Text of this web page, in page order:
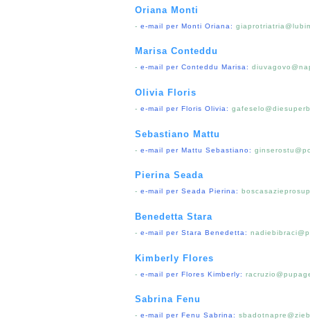
Oriana Monti
- e-mail per Monti Oriana:
Marisa Conteddu
- e-mail per Conteddu Marisa:
Olivia Floris
- e-mail per Floris Olivia:
Sebastiano Mattu
- e-mail per Mattu Sebastiano:
Pierina Seada
- e-mail per Seada Pierina:
Benedetta Stara
- e-mail per Stara Benedetta:
Kimberly Flores
- e-mail per Flores Kimberly:
Sabrina Fenu
- e-mail per Fenu Sabrina: